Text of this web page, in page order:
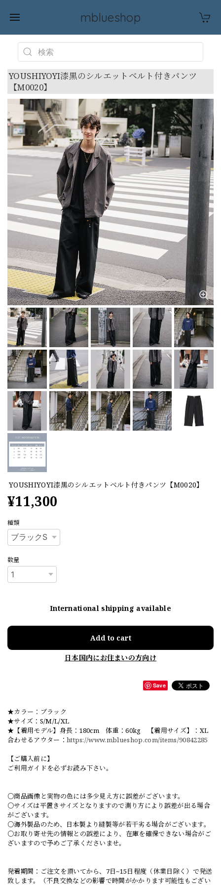
mblueshop
YOUSHIYOYI漆黒のシルエットベルト付きパンツ
【M0020】
YOUSHIYOYI漆黒のシルエットベルト付きパンツ【M0020】
¥11,300
種類
数量
International shipping available
Add to cart
日本国内にお住まいの方向け
Save
★カラー：ブラック
★サイズ：S/M/L/XL
★【着用モデル】身長：180cm 体重：60kg 【着用サイズ】：XL
合わせるアウター： https://www.mblueshop.com/items/90842285
【ご購入前に】
ご利用ガイドを必ずお読み下さい。
○商品画像と実物の色には多少見え方に誤差がございます。
○サイズは平置きサイズとなりますので測り方により誤差が出る場合
がございます。
○海外製品のため、日本製より縫製等が若干劣る場合がございます。
○お取り寄せ先の情報との誤差により、在庫を確保できない場合がご
ざいますので予めご了承くださいませ。
発着期間：ご注文を頂いてから、7日~15日程度（休業日除く）で発送
致します。（不良交換などの影響で時間がかかります可能性もござい